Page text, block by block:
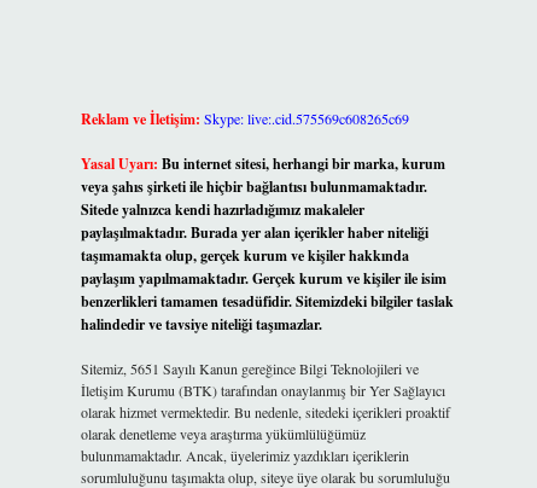
Reklam ve İletişim: Skype: live:.cid.575569c608265c69
Yasal Uyarı: Bu internet sitesi, herhangi bir marka, kurum
veya şahıs şirketi ile hiçbir bağlantısı bulunmamaktadır.
Sitede yalnızca kendi hazırladığımız makaleler
paylaşılmaktadır. Burada yer alan içerikler haber niteliği
taşımamakta olup, gerçek kurum ve kişiler hakkında
paylaşım yapılmamaktadır. Gerçek kurum ve kişiler ile isim
benzerlikleri tamamen tesadüfidir. Sitemizdeki bilgiler taslak
halindedir ve tavsiye niteliği taşımazlar.
Sitemiz, 5651 Sayılı Kanun gereğince Bilgi Teknolojileri ve
İletişim Kurumu (BTK) tarafından onaylanmış bir Yer Sağlayıcı
olarak hizmet vermektedir. Bu nedenle, sitedeki içerikleri proaktif
olarak denetleme veya araştırma yükümlülüğümüz
bulunmamaktadır. Ancak, üyelerimiz yazdıkları içeriklerin
sorumluluğunu taşımakta olup, siteye üye olarak bu sorumluluğu